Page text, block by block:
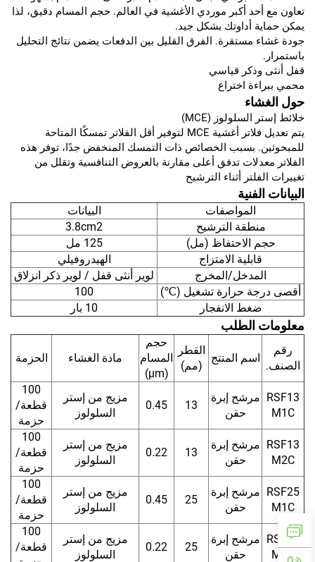
تعاون مع أحد أكبر موردي الأغشية في العالم. حجم المسام دقيق، لذا
يمكن حماية أداوتك بشكل جيد.
جودة غشاء مستقرة. الفرق القليل بين الدفعات يضمن نتائج التحليل
باستمرار.
قفل أنثى وذكر قياسي
محمي ببراءة اختراع
حول الغشاء
خلائط إستر السلولوز (MCE)
يتم تعديل فلاتر أغشية MCE لتوفير أقل الفلاتر تمسكًا المتاحة
للمبحوثين. بسبب الخصائص ذات التمسك المنخفض جدًا، توفر هذه
الفلاتر معدلات تدفق أعلى مقارنة بالعروض التنافسية وتقلل من
تغييرات الفلتر أثناء الترشيح
البيانات الفنية
المواصفات
البيانات
منطقة الترشيح
3.8cm2
حجم الاحتفاظ (مل)
125 مل
قابلية الامتزاج
الهيدروفيلي
المدخل/المخرج
لوير أنثى قفل / لوير ذكر انزلاق
أقصى درجة حرارة تشغيل (℃)
100
ضغط الانفجار
10 بار
معلومات الطلب
رقم
الصنف.
اسم المنتج
القطر
(مم)
حجم
المسام
(μm)
مادة الغشاء الحزمة
RSF13
M1C
مرشح إبرة
حقن
13
0.45
مزيج من إستر
السلولوز
100
قطعة/
حزمة
RSF13
M2C
مرشح إبرة
حقن
13
0.22
مزيج من إستر
السلولوز
100
قطعة/
حزمة
RSF25
M1C
مرشح إبرة
حقن
25
0.45
مزيج من إستر
السلولوز
100
قطعة/
حزمة
RSF25
M2C
مرشح إبرة
حقن
25
0.22
مزيج من إستر
السلولوز
100
قطعة/